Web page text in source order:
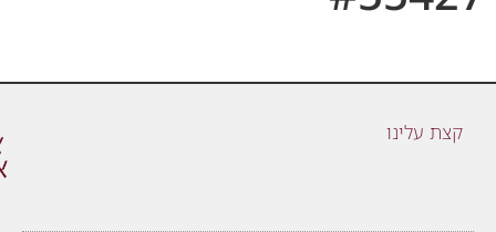
קצת עלינו